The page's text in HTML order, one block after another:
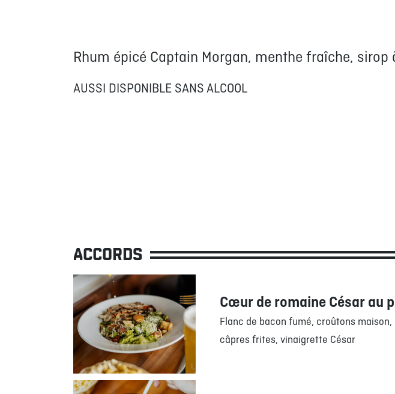
Rhum épicé Captain Morgan, menthe fraîche,
AUSSI DISPONIBLE SANS ALCOOL
ACCORDS
Cœur de romaine César au
Flanc de bacon fumé, croûtons maison,
câpres frites, vinaigrette César